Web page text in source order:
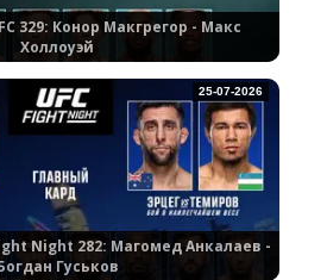
329: Конор Макгрегор - Макс
Холлоуэй
Night 282: Магомед Анкалаев -
Гуськов
25-07-2026